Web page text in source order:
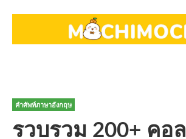
คำศัพท์ภาษาอังกฤษ
รวบรวม 200+ คอล